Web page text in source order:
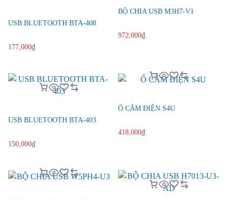
USB BLUETOOTH BTA-408
177,000₫
BỘ CHIA USB M3H7-V1
972,000₫
USB BLUETOOTH BTA-403
150,000₫
Ổ CẮM ĐIỆN S4U
418,000₫